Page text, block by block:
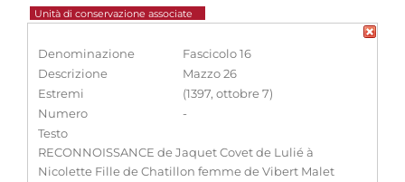
Unità di conservazione associate
Denominazione
Fascicolo 16
Descrizione
Mazzo 26
Estremi
(1397, ottobre 7)
Numero
-
Testo
RECONNOISSANCE de Jaquet Covet de Lulié à
Nicolette Fille de Chatillon femme de Vibert Malet